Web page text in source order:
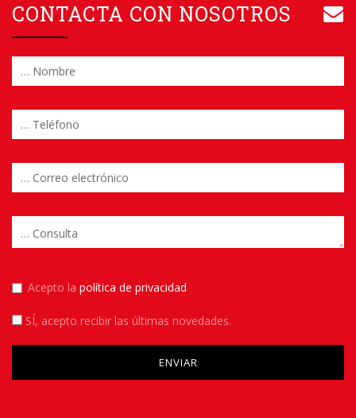
CONTACTA CON NOSOTROS
Acepto la política de privacidad
SÍ, acepto recibir las últimas novedades.
Please leave this field empty.